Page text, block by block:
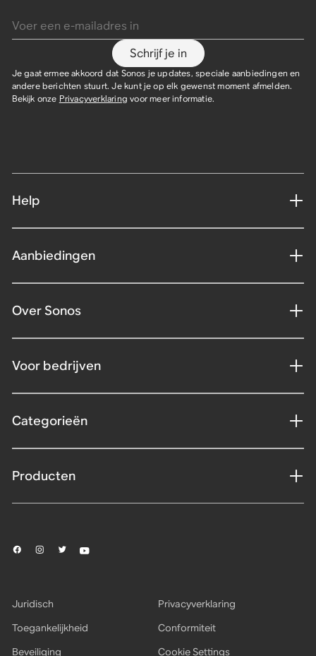
Schrijf je in
Je gaat ermee akkoord dat Sonos je updates, speciale aanbiedingen en
andere berichten stuurt. Je kunt je op elk gewenst moment afmelden.
Bekijk onze Privacyverklaring voor meer informatie.
Help
Aanbiedingen
Over Sonos
Voor bedrijven
Categorieën
Producten
Juridisch
Privacyverklaring
Toegankelijkheid
Conformiteit
Beveiliging
Cookie Settings